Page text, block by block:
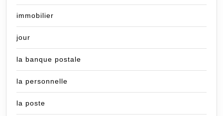
immobilier
jour
la banque postale
la personnelle
la poste